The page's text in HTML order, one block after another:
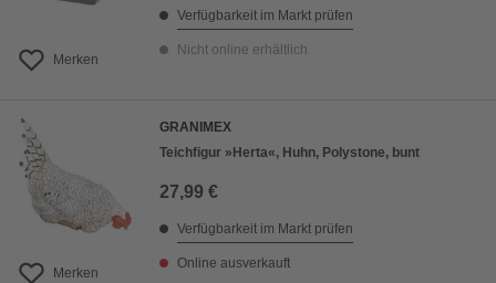
Merken
Verfügbarkeit im Markt prüfen
Nicht online erhältlich
Merken
GRANIMEX
Teichfigur »Herta«, Huhn, Polystone, bunt
27,99 €
Verfügbarkeit im Markt prüfen
Online ausverkauft